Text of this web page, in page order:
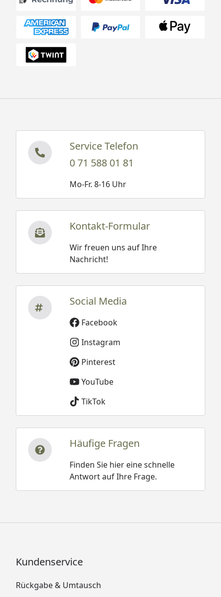
Service Telefon
0 71 588 01 81
Mo-Fr. 8-16 Uhr
Kontakt-Formular
Wir freuen uns auf Ihre
Nachricht!
Social Media
Facebook
Instagram
Pinterest
YouTube
TikTok
Häufige Fragen
Finden Sie hier eine schnelle
Antwort auf Ihre Frage.
Kundenservice
Rückgabe & Umtausch